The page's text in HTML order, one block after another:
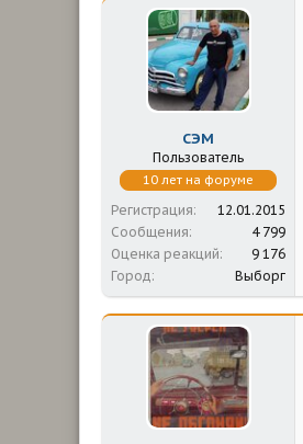
СЭМ
Пользователь
10 лет на форуме
Регистрация
12.01.2015
Сообщения
4 799
Оценка реакций
9 176
Город
Выборг